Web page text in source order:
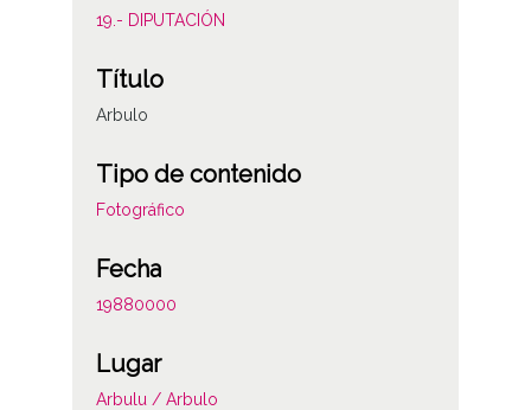
19.- DIPUTACIÓN
Título
Arbulo
Tipo de contenido
Fotográfico
Fecha
19880000
Lugar
Arbulu / Arbulo